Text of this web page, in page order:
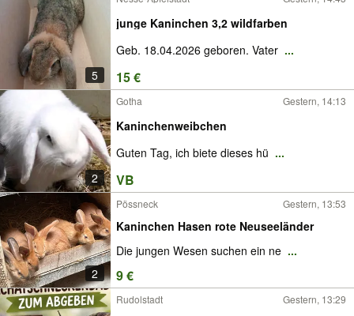
5
junge Kaninchen 3,2 wildfarben
Geb. 18.04.2026 geboren. Vater ...
15 €
2
Gotha Gestern, 14:13
Kaninchenweibchen
Guten Tag, ich biete dieses hü ...
VB
2
Pössneck Gestern, 13:53
Kaninchen Hasen rote Neuseeländer
Die jungen Wesen suchen ein ne ...
9 €
Rudolstadt Gestern, 13:29